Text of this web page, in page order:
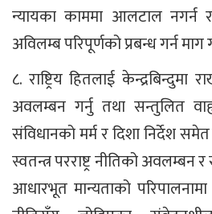
न्यायका काममा आलटाल नगर्न र
अविलम्ब परिपूर्णको प्रबन्ध गर्न माग
८. राष्ट्रिय हितलाई केन्द्रबिन्दुमा
अवलम्बन गर्नु तथा सन्तुलित
संविधानको मर्म र दिशा निर्देश
स्वतन्त्र परराष्ट्र नीतिको अवलम्बन
आधारभूत मान्यताको